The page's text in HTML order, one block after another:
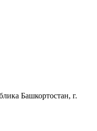
Башкортостан, г.